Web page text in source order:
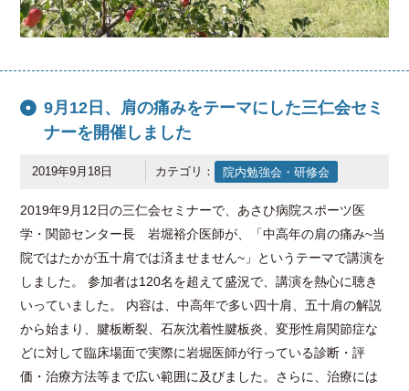
9月12日、肩の痛みをテーマにした三仁会セミ
ナーを開催しました
2019年9月18日 カテゴリ： 院内勉強会・研修会
2019年9月12日の三仁会セミナーで、あさひ病院スポーツ医
学・関節センター長 岩堀裕介医師が、「中高年の肩の痛み~当
院ではたかが五十肩では済ませません~」というテーマで講演を
しました。 参加者は120名を超えて盛況で、講演を熱心に聴き
いっていました。 内容は、中高年で多い四十肩、五十肩の解説
から始まり、腱板断裂、石灰沈着性腱板炎、変形性肩関節症な
どに対して臨床場面で実際に岩堀医師が行っている診断・評
価・治療方法等まで広い範囲に及びました。さらに、治療には